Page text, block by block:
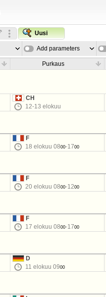
Uusi
Add parameters
Purkaus
CH
12-13 elokuu
F
18 elokuu 0800-1700
F
20 elokuu 0800-1200
F
17 elokuu 0800-1700
D
11 elokuu 0900